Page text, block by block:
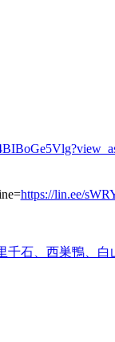
https://lin.ee/
千石、西巣鴨、白